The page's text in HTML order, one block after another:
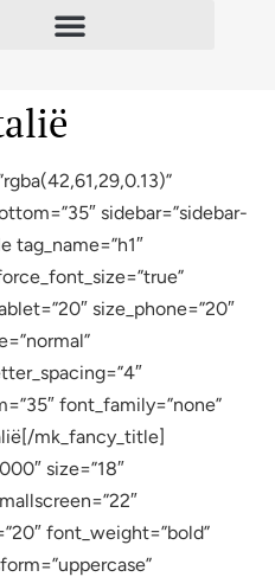
sidebar=”sidebar-
tag_name=”h1″
size_phone=”20″
font_family=”none”
mk_fancy_title]
size=”18″
font_weight=”bold”